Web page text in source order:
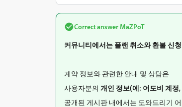
Correct answer MaZPoT
커뮤니티에서는 플랜 취소와 환불 신
계약 정보와 관련한 안내 및 상담은
사용자분의 개인 정보(예: 어도비 계정
공개된 게시판 내에서는 도와드리기